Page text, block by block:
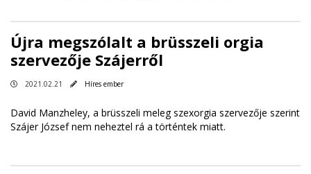
Újra megszólalt a brüsszeli orgia
szervezője Szájerről
2021.02.21 Híres ember
David Manzheley, a brüsszeli meleg szexorgia szervezője szerint
Szájer József nem neheztel rá a történtek miatt.